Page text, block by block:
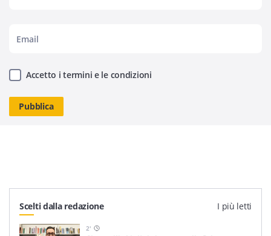
Accetto i termini e le condizioni
Scelti dalla redazione I più letti
2'